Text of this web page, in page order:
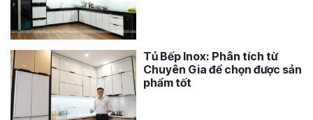
Tủ Bếp Inox: Phân tích từ
Chuyên Gia để chọn được sản
phẩm tốt